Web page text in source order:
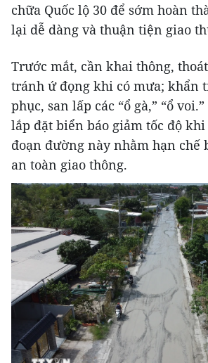
chữa Quốc lộ 30 để sớm hoàn
lại dễ dàng và thuận tiện giao
Trước mắt, cần khai thông,
tránh ứ đọng khi có mưa; khẩn
phục, san lấp các “ổ gà,” “ổ
lắp đặt biển báo giảm tốc độ
đoạn đường này nhằm hạn chế
an toàn giao thông.